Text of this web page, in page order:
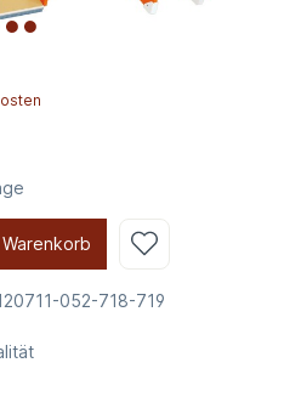
052-718-719